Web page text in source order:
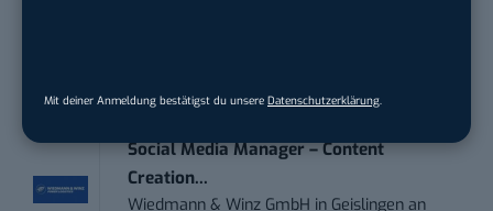
Mit deiner Anmeldung bestätigst du unsere Datenschutzerklärung
Social Media Manager – Content
Creation...
Wiedmann & Winz GmbH in Geislingen an